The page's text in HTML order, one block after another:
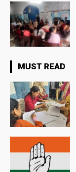
MUST READ